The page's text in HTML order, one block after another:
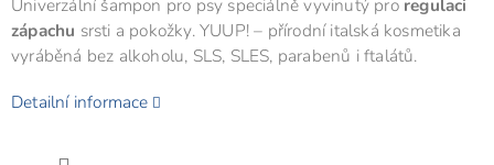
Univerzální šampon pro psy speciálně vyvinutý pro regulaci
zápachu srsti a pokožky. YUUP! – přírodní italská kosmetika
vyráběná bez alkoholu, SLS, SLES, parabenů i ftalátů.
Detailní informace